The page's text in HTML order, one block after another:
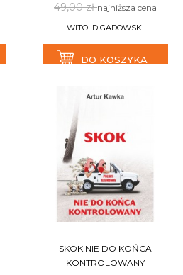
49,00 złnajniższa cena
WITOLD GADOWSKI
DO KOSZYKA
SKOK NIE DO KOŃCA
KONTROLOWANY